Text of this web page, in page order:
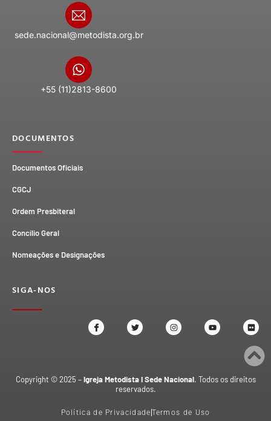
sede.nacional@metodista.org.br
+55 (11)2813-8600
DOCUMENTOS
Documentos Oficiais
CGCJ
Ordem Presbiteral
Concílio Geral
Nomeações e Designações
SIGA-NOS
Copyright © 2025 –Igreja Metodista I Sede Nacional. Todos os direitos
reservados.
Política de Privacidade Termos de Uso